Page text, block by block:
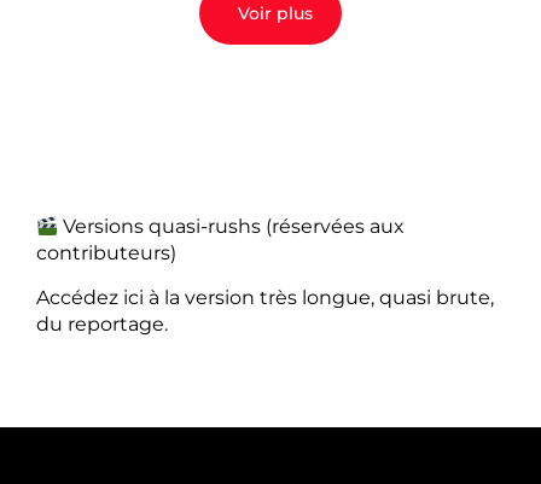
Voir plus
Versions quasi-rushs (réservées aux
contributeurs)
Accédez ici à la version très longue, quasi brute,
du reportage.